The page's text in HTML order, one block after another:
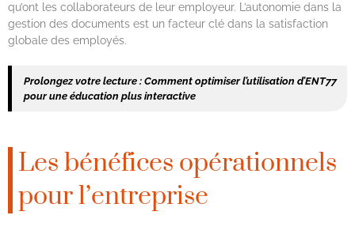
qu’ont les collaborateurs de leur employeur. L’autonomie dans la
gestion des documents est un facteur clé dans la satisfaction
globale des employés.
Prolongez votre lecture : Comment optimiser l’utilisation d’ENT77
pour une éducation plus interactive
Les bénéfices opérationnels
pour l’entreprise